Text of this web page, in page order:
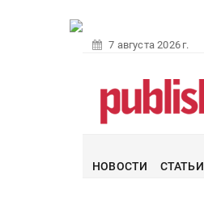
7 августа 2026 г.
НОВОСТИ СТАТЬИ